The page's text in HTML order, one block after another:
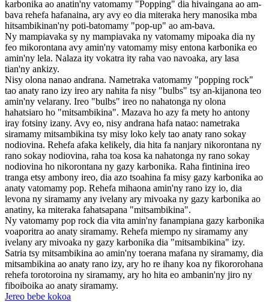
karbonika ao anatin'ny vatomamy "Popping" dia hivaingana ao am-
bava rehefa hafanaina, ary avy eo dia miteraka hery manosika mba
hitsambikinan'ny poti-batomamy "pop-up" ao am-bava.
Ny mampiavaka sy ny mampiavaka ny vatomamy mipoaka dia ny
feo mikorontana avy amin'ny vatomamy misy entona karbonika eo
amin'ny lela. Nalaza ity vokatra ity raha vao navoaka, ary lasa
tian'ny ankizy.
Nisy olona nanao andrana. Nametraka vatomamy "popping rock"
tao anaty rano izy ireo ary nahita fa nisy "bulbs" tsy an-kijanona teo
amin'ny velarany. Ireo "bulbs" ireo no nahatonga ny olona
hahatsiaro ho "mitsambikina". Mazava ho azy fa mety ho antony
iray fotsiny izany. Avy eo, nisy andrana hafa natao: nametraka
siramamy mitsambikina tsy misy loko kely tao anaty rano sokay
nodiovina. Rehefa afaka kelikely, dia hita fa nanjary nikorontana ny
rano sokay nodiovina, raha toa kosa ka nahatonga ny rano sokay
nodiovina ho nikorontana ny gazy karbonika. Raha fintinina ireo
tranga etsy ambony ireo, dia azo tsoahina fa misy gazy karbonika ao
anaty vatomamy pop. Rehefa mihaona amin'ny rano izy io, dia
levona ny siramamy any ivelany ary mivoaka ny gazy karbonika ao
anatiny, ka miteraka fahatsapana "mitsambikina".
Ny vatomamy pop rock dia vita amin'ny fanampiana gazy karbonika
voaporitra ao anaty siramamy. Rehefa miempo ny siramamy any
ivelany ary mivoaka ny gazy karbonika dia "mitsambikina" izy.
Satria tsy mitsambikina ao amin'ny toerana mafana ny siramamy, dia
mitsambikina ao anaty rano izy, ary ho re ihany koa ny fikororohana
rehefa torotoroina ny siramamy, ary ho hita eo ambanin'ny jiro ny
fiboiboika ao anaty siramamy.
Jereo bebe kokoa